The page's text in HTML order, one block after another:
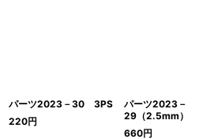
パーツ2023－30 3PS
220円
パーツ2023－
29（2.5mm）
660円